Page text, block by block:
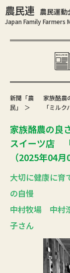
農民連 農民運動
Japan Family Farmers
新聞「農
民」
家族酪
「ミル
家族酪農の良
スイーツ店
（2025年04
大切に健康に育
の自慢
中村牧場 中村
子さん